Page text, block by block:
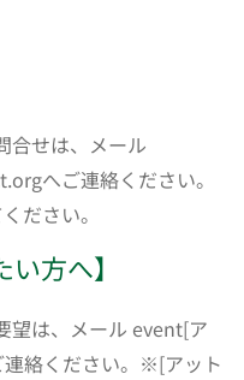
合せは、メール
へご連絡ください。
ださい。
方へ】
望は、メール event[ア
絡ください。※[アット